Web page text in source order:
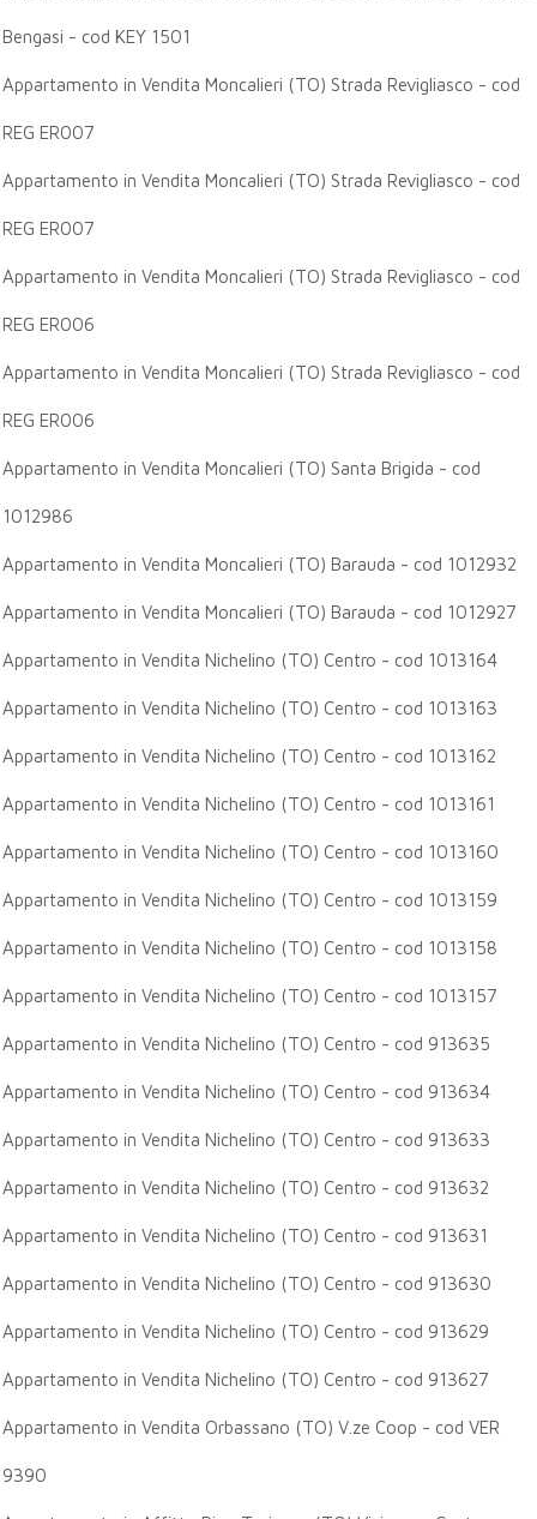
Bengasi - cod KEY 1501
Appartamento in Vendita Moncalieri (TO) Strada Revigliasco - cod
REG ER007
Appartamento in Vendita Moncalieri (TO) Strada Revigliasco - cod
REG ER007
Appartamento in Vendita Moncalieri (TO) Strada Revigliasco - cod
REG ER006
Appartamento in Vendita Moncalieri (TO) Strada Revigliasco - cod
REG ER006
Appartamento in Vendita Moncalieri (TO) Santa Brigida - cod
1012986
Appartamento in Vendita Moncalieri (TO) Barauda - cod 1012932
Appartamento in Vendita Moncalieri (TO) Barauda - cod 1012927
Appartamento in Vendita Nichelino (TO) Centro - cod 1013164
Appartamento in Vendita Nichelino (TO) Centro - cod 1013163
Appartamento in Vendita Nichelino (TO) Centro - cod 1013162
Appartamento in Vendita Nichelino (TO) Centro - cod 1013161
Appartamento in Vendita Nichelino (TO) Centro - cod 1013160
Appartamento in Vendita Nichelino (TO) Centro - cod 1013159
Appartamento in Vendita Nichelino (TO) Centro - cod 1013158
Appartamento in Vendita Nichelino (TO) Centro - cod 1013157
Appartamento in Vendita Nichelino (TO) Centro - cod 913635
Appartamento in Vendita Nichelino (TO) Centro - cod 913634
Appartamento in Vendita Nichelino (TO) Centro - cod 913633
Appartamento in Vendita Nichelino (TO) Centro - cod 913632
Appartamento in Vendita Nichelino (TO) Centro - cod 913631
Appartamento in Vendita Nichelino (TO) Centro - cod 913630
Appartamento in Vendita Nichelino (TO) Centro - cod 913629
Appartamento in Vendita Nichelino (TO) Centro - cod 913627
Appartamento in Vendita Orbassano (TO) V.ze Coop - cod VER
9390